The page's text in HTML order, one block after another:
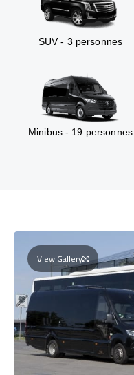
SUV - 3 personnes
Minibus - 19 personnes
View Gallery